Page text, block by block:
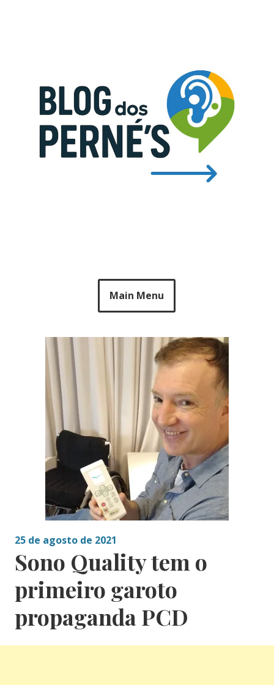
Main Menu
25 de agosto de 2021
Sono Quality tem o
primeiro garoto
propaganda PCD